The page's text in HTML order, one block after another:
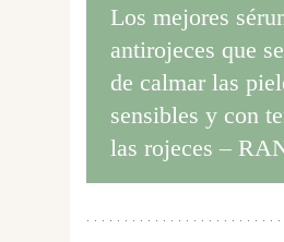
Los mejores
antirojeces que
de calmar las
sensibles y con
las rojeces –